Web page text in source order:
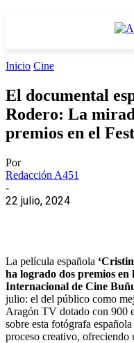
Inicio Cine
El documental
Rodero: La
premios en el
Por
Redacción A451
-
22 julio, 2024
La película española
ha logrado dos premios
Internacional de Cine
julio: el del público como
Aragón TV dotado con 900
sobre esta fotógrafa
proceso creativo, ofreciendo